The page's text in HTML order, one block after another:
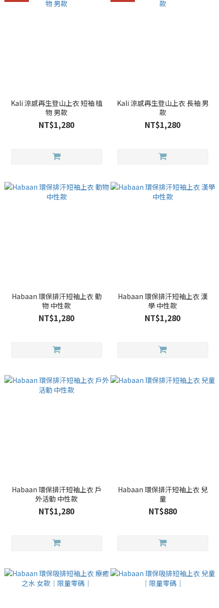
Kali 涼感再生登山上衣 短袖 植
物 男款
NT$1,280
Kali 涼感再生登山上衣 長袖 男
款
NT$1,280
Habaan 環保排汗短袖上衣 動
物 中性款
NT$1,280
Habaan 環保排汗短袖上衣 漢
學 中性款
NT$1,280
Habaan 環保排汗短袖上衣 戶
外活動 中性款
NT$1,280
Habaan 環保排汗短袖上衣 兒
童
NT$880